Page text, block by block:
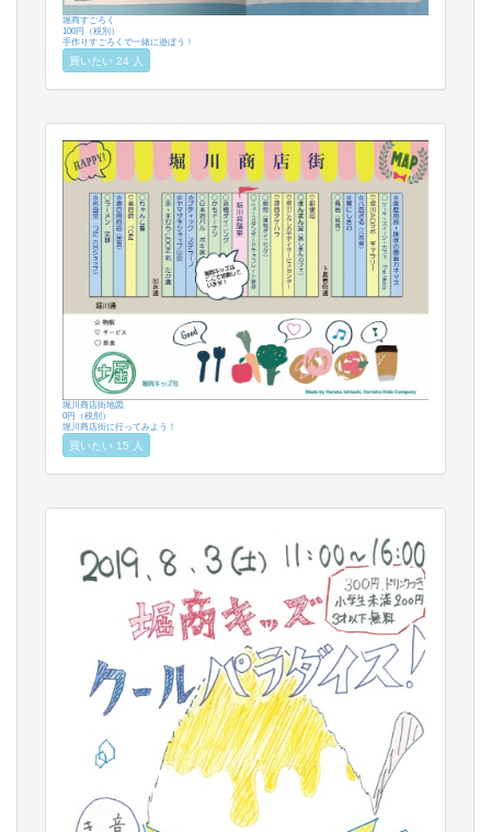
堀商すごろく
100円（税別）
手作りすごろくで一緒に遊ぼう！
買いたい 24 人
堀川商店街地図
0円（税別）
堀川商店街に行ってみよう！
買いたい 15 人